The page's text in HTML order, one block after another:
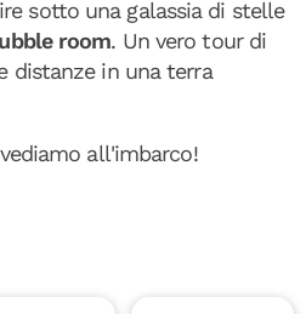
sotto una galassia di stelle
room. Un vero tour di
distanze in una terra
all'imbarco!